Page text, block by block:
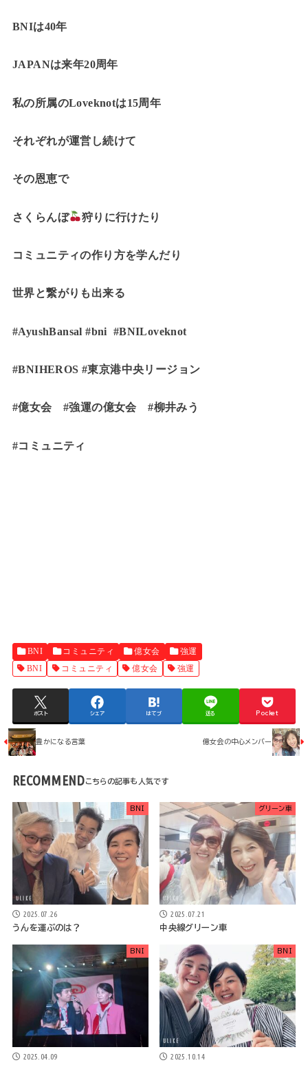
BNIは40年
JAPANは来年20周年
私の所属のLoveknotは15周年
それぞれが運営し続けて
その恩恵で
さくらんぼ 狩りに行けたり
コミュニティの作り方を学んだり
世界と繋がりも出来る
#AyushBansal #bni #BNILoveknot
#BNIHEROS #東京港中央リージョン
#億女会 #強運の億女会 #柳井みう
#コミュニティ
BNI コミュニティ 億女会
強運
BNI
コミュニティ 億女会 強運
ポスト シェア はてブ 送る Pocket
豊かになる言葉 億女会の中心メンバー
RECOMMEND
BNI
2025.07.26
うんを運ぶのは？
グリーン車
2025.07.21
中央線グリーン車
BNI
2025.04.09
BNI
2025.10.14